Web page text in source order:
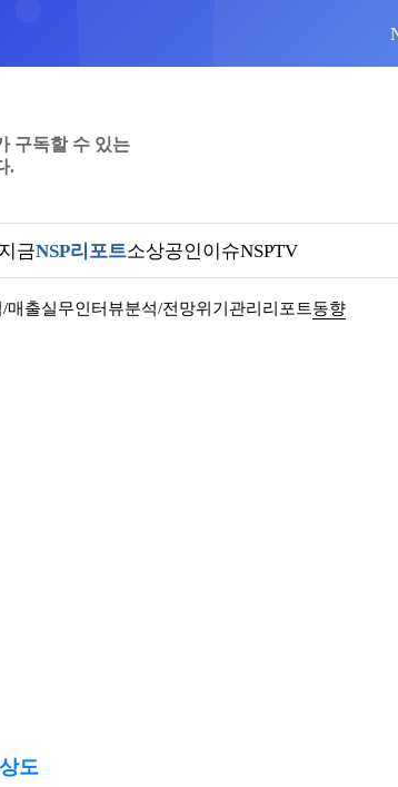
구독할 수 있는
.
금NSP리포트소상공인이슈NSPTV
/매출실무인터뷰분석/전망위기관리 리포트동향
도